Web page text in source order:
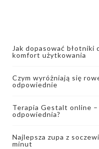
Jak dopasować błotniki
komfort użytkowania
Czym wyróżniają się
odpowiednie
Terapia Gestalt online
odpowiednia?
Najlepsza zupa z
minut